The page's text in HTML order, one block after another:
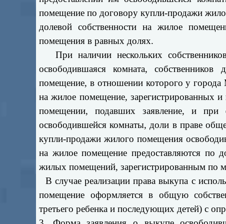
помещение по договору купли-продажи
долевой собственности на жилое
помещения в равных долях.
При наличии нескольких
освободившаяся комната,
помещение, в отношении которого у города
на жилое помещение, зарегистрированных
помещении, подавших заявление, и при
освободившейся комнаты, доли в праве
купли-продажи жилого помещения
на жилое помещение предоставляются по
жилых помещений, зарегистрированным по
В случае реализации права выкупа с
помещение оформляется в общую
третьего ребенка и последующих детей) с